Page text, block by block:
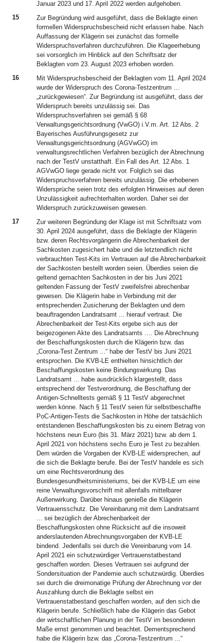
Januar 2023 und 17. April 2022 werden aufgehoben.
15
Zur Begründung wird ausgeführt, dass die Beklagte einen
formellen Widerspruchsbescheid nicht erlassen habe. Nach
Auffassung der Klägerin sei zunächst das formelle
Widerspruchsverfahren durchzuführen. Die Klageerhebung
sei vorsorglich im Hinblick auf den Schriftsatz der
Beklagten vom 23. August 2023 erhoben worden.
16
Mit Widerspruchsbescheid der Beklagten vom 11. April 2024
wurde der Widerspruch des Corona-Testzentrum ...
„zurückgewiesen“. Zur Begründung ist ausgeführt, dass der
Widerspruch bereits unzulässig sei. Das
Widerspruchsverfahren sei gemäß § 68
Verwaltungsgerichtsordnung (VwGO) i.V.m. Art. 12 Abs. 2
Bayerisches Ausführungsgesetz zur
Verwaltungsgerichtsordnung (AGVwGO) im
verwaltungsrechtlichen Verfahren bezüglich der Abrechnung
nach der TestV unstatthaft. Ein Fall des Art. 12 Abs. 1
AGVwGO liege gerade nicht vor. Folglich sei das
Widerspruchsverfahren bereits unzulässig. Die erhobenen
Widersprüche seien trotz des erfolgten Hinweises auf deren
Unzulässigkeit aufrechterhalten worden. Daher sei der
Widerspruch zurückzuweisen gewesen.
17
Zur weiteren Begründung der Klage ist mit Schriftsatz vom
30. April 2024 ausgeführt, dass die Beklagte der Klägerin
bzw. deren Rechtsvorgängerin die Abrechenbarkeit der
Sachkosten zugesichert habe und die letztendlich nicht
verbrauchten Test-Kits im Vertrauen auf die Abrechenbarkeit
der Sachkosten bestellt worden seien. Überdies seien die
geltend gemachten Sachkosten in der bis Juni 2021
geltenden Fassung der TestV zweifelsfrei abrechenbar
gewesen. Die Klägerin habe in Verbindung mit der
entsprechenden Zusicherung der Beklagten und dem
beauftragenden Landratsamt ... hierauf vertraut. Die
Abrechenbarkeit der Test-Kits ergebe sich aus der
beigezogenen Akte des Landratsamts .... Die Abrechnung
der Beschaffungskosten durch die Klägerin bzw. das
„Corona-Test Zentrum ...“ habe der TestV bis Juni 2021
entsprochen. Die KVB-LE enthielten hinsichtlich der
Beschaffungskosten keine Bindungswirkung. Das
Landratsamt ... habe ausdrücklich klargestellt, dass
entsprechend der Testverordnung, die Beschaffung der
Antigen-Schnelltests gemäß § 11 TestV abgerechnet
werden könne. Nach § 11 TestV seien für selbstbeschaffte
PoC-Antigen-Tests die Sachkosten in Höhe der tatsächlich
entstandenen Beschaffungskosten bis zu einem Betrag von
höchstens neun Euro (bis 31. März 2021) bzw. ab dem 1.
April 2021 von höchstens sechs Euro je Test zu bezahlen.
Dem würden die Vorgaben der KVB-LE widersprechen, auf
die sich die Beklagte berufe. Bei der TestV handele es sich
um eine Rechtsverordnung des
Bundesgesundheitsministeriums, bei der KVB-LE um eine
reine Verwaltungsvorschrift mit allenfalls mittelbarer
Außenwirkung. Darüber hinaus genieße die Klägerin
Vertrauensschutz. Die Vereinbarung mit dem Landratsamt
... sei bezüglich der Abrechenbarkeit der
Beschaffungskosten ohne Rücksicht auf die insoweit
anderslautenden Abrechnungsvorgaben der KVB-LE
bindend. Jedenfalls sei durch die Vereinbarung vom 14.
April 2021 ein schutzwürdiger Vertrauenstatbestand
geschaffen worden. Dieses Vertrauen sei aufgrund der
Sondersituation der Pandemie auch schutzwürdig. Überdies
sei durch die dreimonatige Prüfung der Abrechnung vor der
Auszahlung durch die Beklagte selbst ein
Vertrauenstatbestand geschaffen worden, auf den sich die
Klägerin berufe. Schließlich habe die Klägerin das Gebot
der wirtschaftlichen Planung in der TestV im besonderen
Maße ernst genommen und beachtet. Dementsprechend
habe die Klägerin bzw. das „Corona-Testzentrum ...“